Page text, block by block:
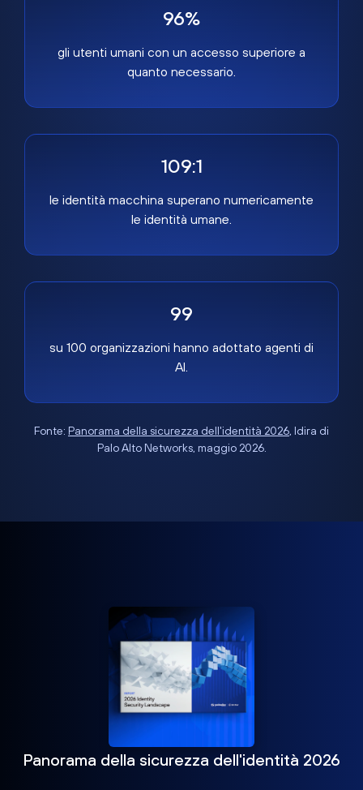
96%
gli utenti umani con un accesso superiore a
quanto necessario.
109:1
le identità macchina superano numericamente
le identità umane.
99
su 100 organizzazioni hanno adottato agenti di
AI.
Fonte: Panorama della sicurezza dell'identità 2026, Idira di
Palo Alto Networks, maggio 2026.
Panorama della sicurezza dell'identità 2026